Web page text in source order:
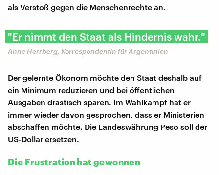
als Verstoß gegen die Menschenrechte an.
"Er nimmt den Staat als Hindernis wahr."
Anne Herrberg, Korrespondentin für Argentinien
Der gelernte Ökonom möchte den Staat deshalb auf
ein Minimum reduzieren und bei öffentlichen
Ausgaben drastisch sparen. Im Wahlkampf hat er
immer wieder davon gesprochen, dass er Ministerien
abschaffen möchte. Die Landeswährung Peso soll der
US-Dollar ersetzen.
Die Frustration hat gewonnen